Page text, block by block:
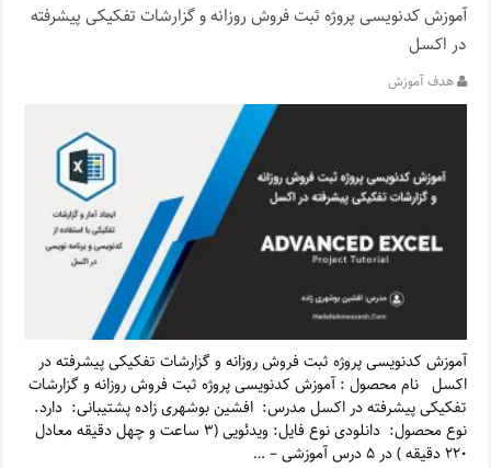
آموزش کدنویسی پروژه ثبت فروش روزانه و گزارشات تفکیکی پیشرفته
در اکسل
هدف آموزش
آموزش کدنویسی پروژه ثبت فروش روزانه و گزارشات تفکیکی پیشرفته در
اکسل نام محصول : آموزش کدنویسی پروژه ثبت فروش روزانه و گزارشات
تفکیکی پیشرفته در اکسل مدرس: افشین بوشهری زاده پشتیبانی: دارد.
نوع محصول: دانلودی نوع فایل: ویدئویی (۳ ساعت و چهل دقیقه معادل
۲۲۰ دقیقه ) در ۵ درس آموزشی – …